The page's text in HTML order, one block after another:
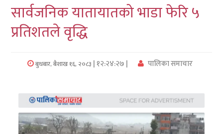
कर्णाली
सुदुरपश्चिम
प्रदेश/
समाचार
अन्तरवार्ता
सार्वजनिक यातायातको भाडा फेरि ५
प्रतिशतले वृद्धि
बुधबार, बैशाख १६, २०८३ | १२:२४:२७ | पालिका समाचार